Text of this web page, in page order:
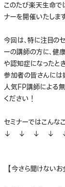
このたび楽天生命で
ナーを開催いたします
今回は、特に注目の
ーの講師の方に、健
や認知症になったと
参加者の皆さんには
人気FP講師による
ください！
セミナーではこんな
↓ ↓ ↓ ↓
【今さら聞けないお